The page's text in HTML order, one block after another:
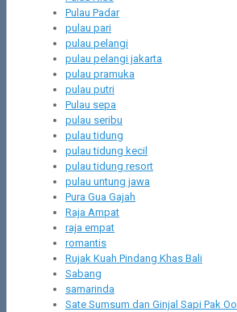
Pulau Padar
pulau pari
pulau pelangi
pulau pelangi jakarta
pulau pramuka
pulau putri
Pulau sepa
pulau seribu
pulau tidung
pulau tidung kecil
pulau tidung resort
pulau untung jawa
Pura Gua Gajah
Raja Ampat
raja empat
romantis
Rujak Kuah Pindang Khas Bali
Sabang
samarinda
Sate Sumsum dan Ginjal Sapi Pak Oo